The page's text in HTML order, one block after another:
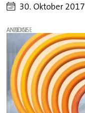
30. Oktober 2017
ANZEIGE